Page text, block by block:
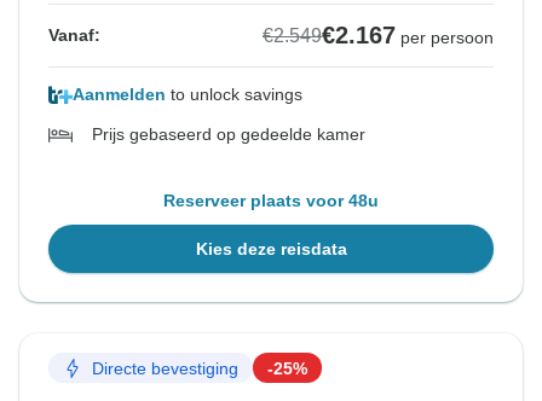
Vanaf: €2.549€2.167 per persoon
Aanmelden to unlock savings
Prijs gebaseerd op gedeelde kamer
Reserveer plaats voor 48u
Kies deze reisdata
Directe bevestiging -25%